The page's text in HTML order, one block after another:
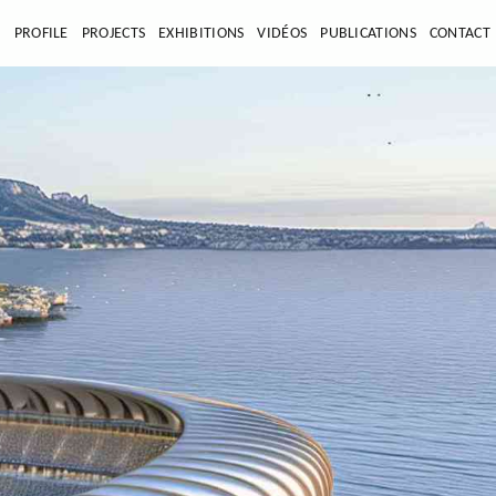
PROFILE PROJECTS EXHIBITIONS VIDÉOS PUBLICATIONS CONTACT